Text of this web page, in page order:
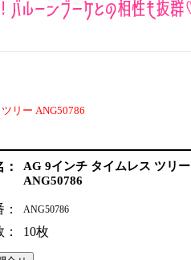
リー ANG50786
AG 9インチ タイムレス ツリー
ANG50786
ANG50786
10枚